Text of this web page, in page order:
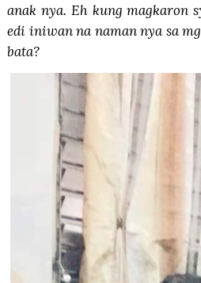
anak nya. Eh kung magkaron
edi iniwan na naman nya sa
bata?